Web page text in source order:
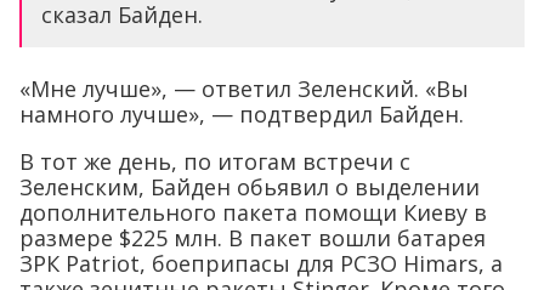
сказал Байден.
«Мне лучше», — ответил Зеленский. «Вы
намного лучше», — подтвердил Байден.
В тот же день, по итогам встречи с
Зеленским, Байден обьявил о выделении
дополнительного пакета помощи Киеву в
размере $225 млн. В пакет вошли батарея
ЗРК Patriot, боеприпасы для РСЗО Himars, а